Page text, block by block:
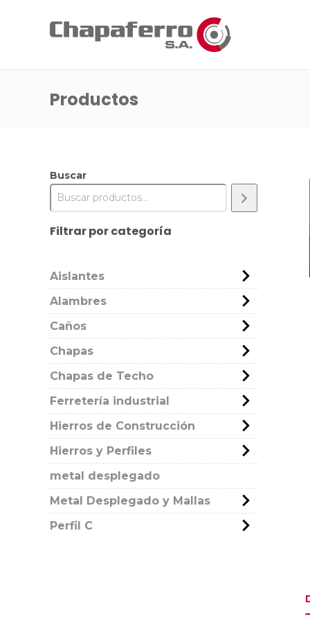
Productos
Buscar
Filtrar por categoría
Aislantes
Alambres
Caños
Chapas
Chapas de Techo
Ferretería industrial
Hierros de Construcción
Hierros y Perfiles
metal desplegado
Metal Desplegado y Mallas
Perfil C